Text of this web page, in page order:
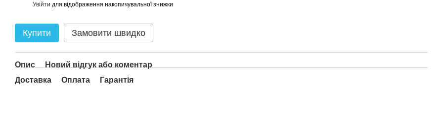
Увійти для відображення накопичувальної знижки
Купити Замовити швидко
Опис
Новий відгук або коментар
Доставка
Оплата Гарантія